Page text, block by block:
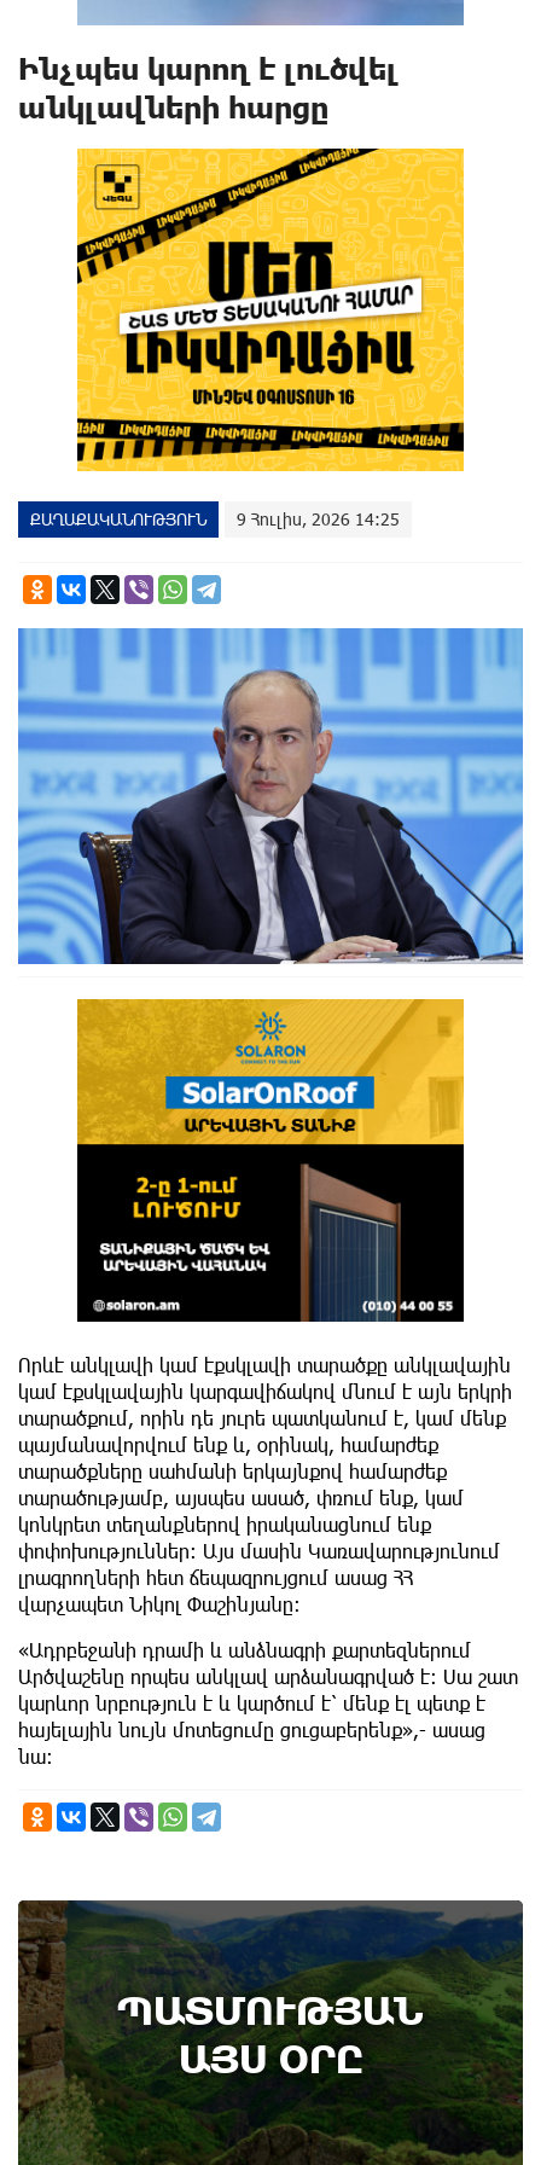
Ինչպես կարող է լուծվել
անկլավների հարցը
ՔԱՂԱՔԱԿԱՆՈՒԹՅՈՒՆ 9 Հուլիս, 2026 14:25
Որևէ անկլավի կամ էքսկլավի տարածքը անկլավային
կամ էքսկլավային կարգավիճակով մնում է այն երկրի
տարածքում, որին դե յուրե պատկանում է, կամ մենք
պայմանավորվում ենք և, օրինակ, համարժեք
տարածքները սահմանի երկայնքով համարժեք
տարածությամբ, այսպես ասած, փռում ենք, կամ
կոնկրետ տեղանքներով իրականացնում ենք
փոփոխություններ։ Այս մասին Կառավարությունում
լրագրողների հետ ճեպազրույցում ասաց ՀՀ
վարչապետ Նիկոլ Փաշինյանը։
«Ադրբեջանի դրամի և անձնագրի քարտեզներում
Արծվաշենը որպես անկլավ արձանագրված է։ Սա շատ
կարևոր նրբություն է և կարծում է՝ մենք էլ պետք է
հայելային նույն մոտեցումը ցուցաբերենք»,- ասաց
նա։
ՊԱՏՄՈՒԹՅԱՆ
ԱՅՍ ՕՐԸ
7th of August
Կառավարությունը ազդարարել է Հյուսիս -
Հարավ ավտոմայրուղու շինարարության
մեկնարկը․ պատմության այս օրը (6
օգոստոս)